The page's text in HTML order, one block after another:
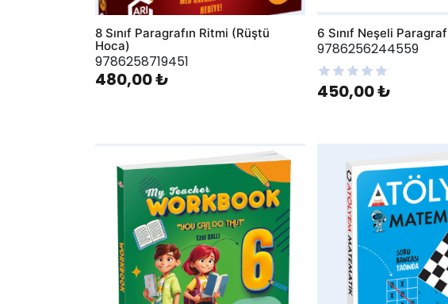
8 Sınıf Paragrafın Ritmi (Rüştü
Hoca)
9786258719451
480,00 ₺
6 Sınıf Neşeli Paragraf
9786256244559
450,00 ₺
AddToWishlist AddToWishlist